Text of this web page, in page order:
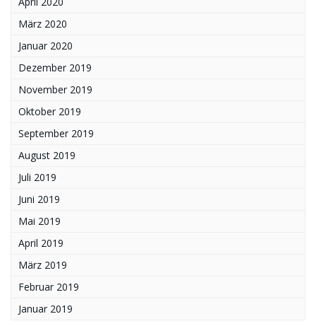
März 2020
Januar 2020
Dezember 2019
November 2019
Oktober 2019
September 2019
August 2019
Juli 2019
Juni 2019
Mai 2019
April 2019
März 2019
Februar 2019
Januar 2019